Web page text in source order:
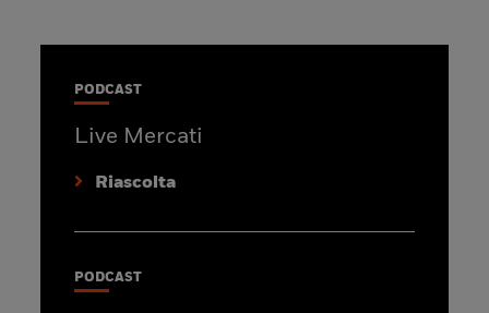
PODCAST
Live Mercati
Riascolta
PODCAST